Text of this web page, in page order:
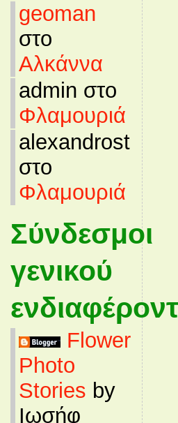
geoman
στο
Αλκάννα
admin στο
Φλαμουριά
alexandrost
στο
Φλαμουριά
Σύνδεσμοι
γενικού
Flower
Photo
Stories by
Ιωσήφ